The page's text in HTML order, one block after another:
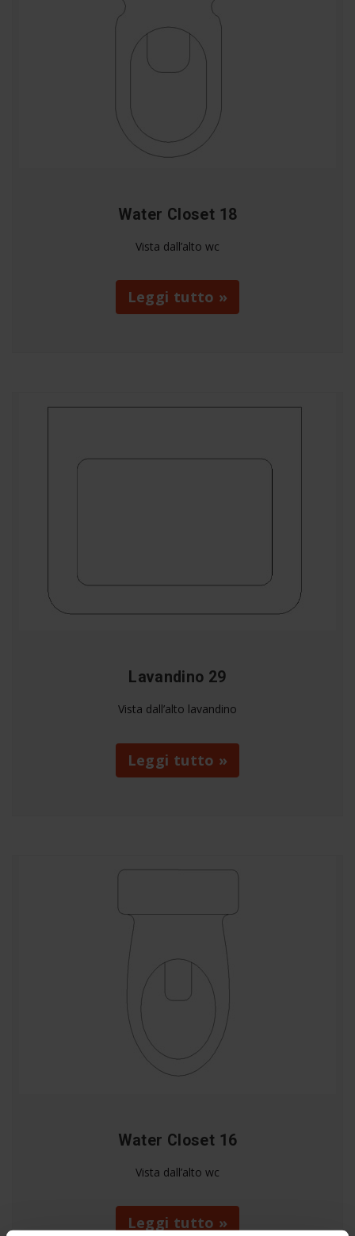
Water Closet 18
Vista dall’alto wc
Leggi tutto »
Lavandino 29
Vista dall’alto lavandino
Leggi tutto »
Water Closet 16
Vista dall’alto wc
Leggi tutto »